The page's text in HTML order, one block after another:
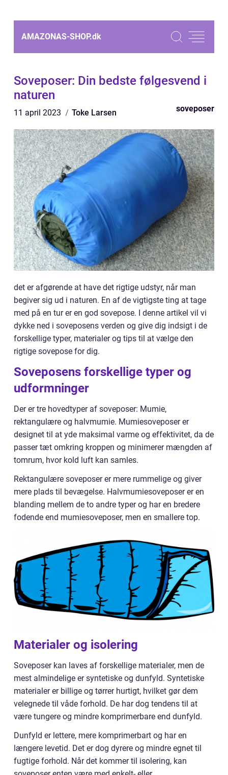
AMAZONAS-SHOP.dk
Soveposer: Din bedste følgesvend i
naturen
11 april 2023 Toke Larsen soveposer
det er afgørende at have det rigtige udstyr, når man
begiver sig ud i naturen. En af de vigtigste ting at tage
med på en tur er en god sovepose. I denne artikel vil vi
dykke ned i soveposens verden og give dig indsigt i de
forskellige typer, materialer og tips til at vælge den
rigtige sovepose for dig.
Soveposens forskellige typer og
udformninger
Der er tre hovedtyper af soveposer: Mumie,
rektangulære og halvmumie. Mumiesoveposer er
designet til at yde maksimal varme og effektivitet, da de
passer tæt omkring kroppen og minimerer mængden af
tomrum, hvor kold luft kan samles.
Rektangulære soveposer er mere rummelige og giver
mere plads til bevægelse. Halvmumiesoveposer er en
blanding mellem de to andre typer og har en bredere
fodende end mumiesoveposer, men en smallere top.
Materialer og isolering
Soveposer kan laves af forskellige materialer, men de
mest almindelige er syntetiske og dunfyld. Syntetiske
materialer er billige og tørrer hurtigt, hvilket gør dem
velegnede til våde forhold. De har dog tendens til at
være tungere og mindre komprimerbare end dunfyld.
Dunfyld er lettere, mere komprimerbart og har en
længere levetid. Det er dog dyrere og mindre egnet til
fugtige forhold. Når det kommer til isolering, kan